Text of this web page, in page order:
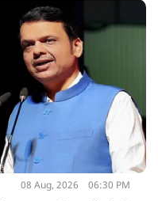
और सुरक्षा से खिलवाड़
08 Aug, 2026 06:30 PM